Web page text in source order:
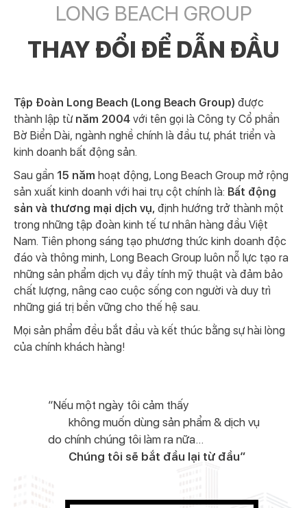
LONG BEACH GROUP
THAY ĐỔI ĐỂ DẪN ĐẦU
Tập Đoàn Long Beach (Long Beach Group) được
thành lập từ năm 2004 với tên gọi là Công ty Cổ phần
Bờ Biển Dài, ngành nghề chính là đầu tư, phát triển và
kinh doanh bất động sản.
Sau gần 15 năm hoạt động, Long Beach Group mở rộng
sản xuất kinh doanh với hai trụ cột chính là: Bất động
sản và thương mại dịch vụ, định hướng trở thành một
trong những tập đoàn kinh tế tư nhân hàng đầu Việt
Nam. Tiên phong sáng tạo phương thức kinh doanh độc
đáo và thông minh, Long Beach Group luôn nỗ lực tạo ra
những sản phẩm dịch vụ đầy tính mỹ thuật và đảm bảo
chất lượng, nâng cao cuộc sống con người và duy trì
những giá trị bền vững cho thế hệ sau.
Mọi sản phẩm đều bắt đầu và kết thúc bằng sự hài lòng
của chính khách hàng!
“Nếu một ngày tôi cảm thấy
không muốn dùng sản phẩm & dịch vụ
do chính chúng tôi làm ra nữa...
Chúng tôi sẽ bắt đầu lại từ đầu”